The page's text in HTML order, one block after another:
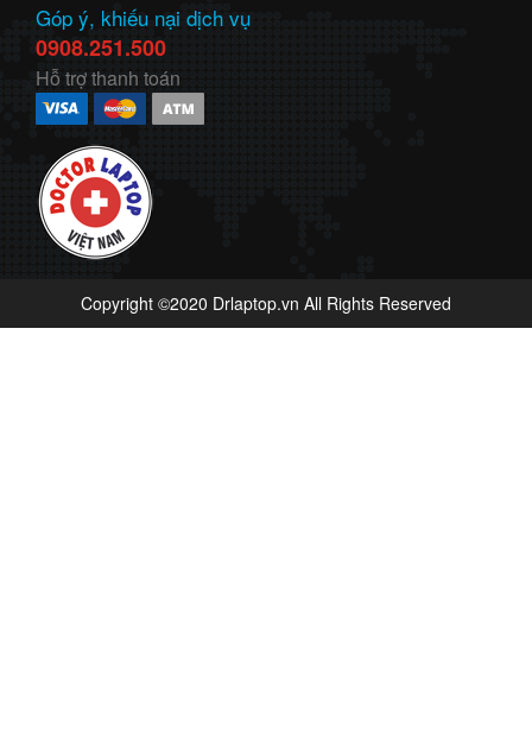
Góp ý, khiếu nại dịch vụ
0908.251.500
Hỗ trợ thanh toán
Copyright ©2020 Drlaptop.vn All Rights Reserved